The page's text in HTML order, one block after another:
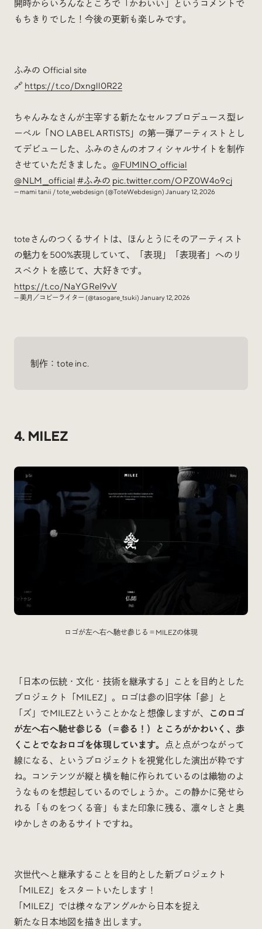
開時からいろんなところで「かわいい」というコメントで
もちきりでした！今後の更新も楽しみです。
ふみの Official site
🔗 https://t.co/Dxngll0R22
ちゃんみなさんが主宰する新たなセルフプロデュース型レ
ーベル「NO LABEL ARTISTS」の第一弾アーティストとし
てデビューした、ふみのさんのオフィシャルサイトを制作
させていただきました。 @FUMINO_official
@NLM__official #ふみの pic.twitter.com/OPZ0W4o9cj
— mami tanii / tote_webdesign (@ToteWebdesign) January 12, 2026
toteさんのつくるサイトは、ほんとうにそのアーティスト
の魅力を500%表現していて、「表現」「表現者」へのリ
スペクトを感じて、大好きです。
https://t.co/NaYGReI9vV
— 美月／コピーライター (@tasogare_tsuki) January 12, 2026
制作：tote inc.
4. MILEZ
ロゴが左へ右へ馳せ参じる＝MILEZの体現
「日本の伝統・文化・技術を継承する」ことを目的とした
プロジェクト「MILEZ」。ロゴは参の旧字体「參」と
「ズ」でMILEZということかなと想像しますが、
このロゴ
が左へ右へ馳せ参じる（＝参る！）ところがかわいく、歩
くことでなおロゴを体現しています。
点と点がつながって
線になる、というプロジェクトを視覚化した演出が粋です
ね。コンテンツが縦と横を軸に作られているのは織物のよ
うなものを想起しているのでしょうか。この静かに発せら
れる「ものをつくる音」もまた印象に残る、凛々しさと奥
ゆかしさのあるサイトですね。
次世代へと継承することを目的とした新プロジェクト
「MILEZ」をスタートいたします！
「MILEZ」では様々なアングルから日本を捉え
新たな日本地図を描き出します。